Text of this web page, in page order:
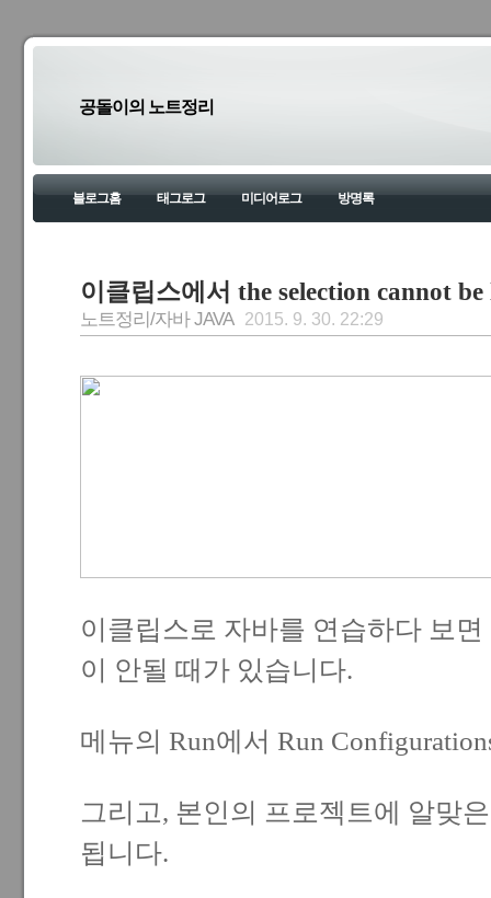
공돌이의 노트정리
블로그홈 태그로그 미디어로그 방명록
이클립스에서 the selection cannot
노트정리/자바 JAVA 2015. 9. 30. 22:29
이클립스로 자바를 연습하다 보
이 안될 때가 있습니다.
메뉴의 Run에서 Run
그리고, 본인의 프로젝트에 알맞
됩니다.